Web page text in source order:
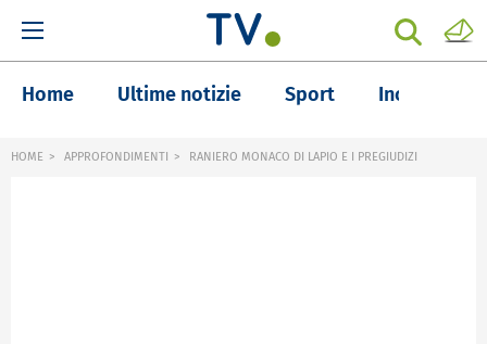
Home Ultime notizie Sport Inchieste
HOME APPROFONDIMENTI RANIERO MONACO DI LAPIO E I PREGIUDIZI